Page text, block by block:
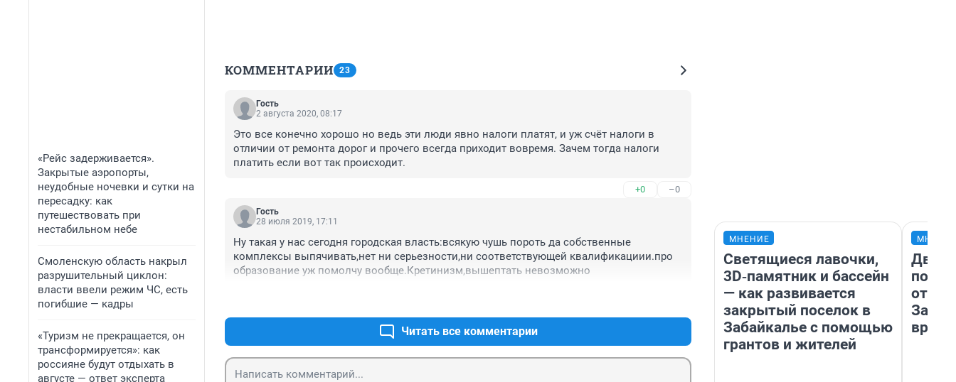
«Рейс задерживается».
Закрытые аэропорты,
неудобные ночевки и сутки на
пересадку: как
путешествовать при
нестабильном небе
Смоленскую область накрыл
разрушительный циклон:
власти ввели режим ЧС, есть
погибшие — кадры
«Туризм не прекращается, он
трансформируется»: как
россияне будут отдыхать в
августе — ответ эксперта
КОММЕНТАРИИ 23
Гость
2 августа 2020, 08:17
Это все конечно хорошо но ведь эти люди явно налоги платят, и уж счёт налоги в
отличии от ремонта дорог и прочего всегда приходит вовремя. Зачем тогда налоги
платить если вот так происходит.
+0 –0
Гость
28 июля 2019, 17:11
Ну такая у нас сегодня городская власть:всякую чушь пороть да собственные
комплексы выпячивать,нет ни серьезности,ни соответствующей квалификациии.про
образование уж помолчу вообще.Кретинизм,вышептать невозможно
Читать все комментарии
МНЕНИЕ
Светящиеся лавочки,
3D‑памятник и бассейн
— как развивается
закрытый поселок в
Забайкалье с помощью
грантов и жителей
Два
от